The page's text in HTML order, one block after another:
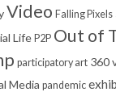
Video Falling Pixels
Life P2P Out of
participatory art 360
Media pandemic